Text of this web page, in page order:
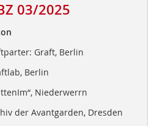
03/2025
Graft, Berlin
Berlin
Niederwerrn
der Avantgarden, Dresden